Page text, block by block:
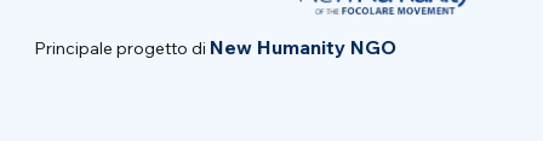
Principale progetto di New Humanity NGO